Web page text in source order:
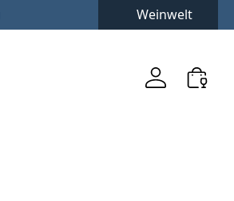
Weinwelt